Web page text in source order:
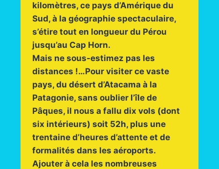
kilomètres, ce pays d’Amérique du
Sud, à la géographie spectaculaire,
s’étire tout en longueur du Pérou
jusqu’au Cap Horn.
Mais ne sous-estimez pas les
distances !…Pour visiter ce vaste
pays, du désert d’Atacama à la
Patagonie, sans oublier l’île de
Pâques, il nous a fallu dix vols (dont
six intérieurs) soit 52h, plus une
trentaine d’heures d’attente et de
formalités dans les aéroports.
Ajouter à cela les nombreuses